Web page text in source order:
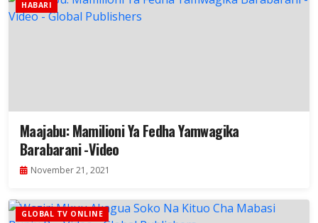
HABARI
Maajabu: Mamilioni Ya Fedha Yamwagika
Barabarani -Video
November 21, 2021
GLOBAL TV ONLINE